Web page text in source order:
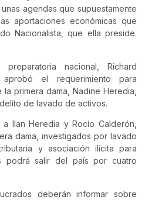
nacional, Richard
aprobó el requerimiento para
primera dama, Nadine Heredia,
de lavado de activos.
Ilan Heredia y Rocío Calderón,
dama, investigados por lavado
y asociación ilícita para
podrá salir del país por cuatro
deberán informar sobre